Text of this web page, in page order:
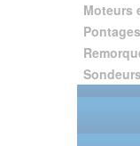
Moteurs